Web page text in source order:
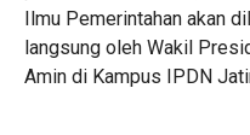
Ilmu Pemerintahan akan
langsung oleh Wakil
Amin di Kampus IPDN